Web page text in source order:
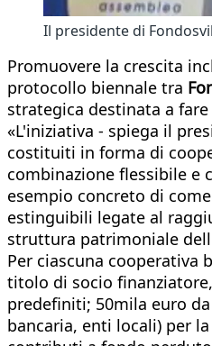
Il presidente di
Promuovere la crescita
protocollo biennale tra
strategica destinata a
«L'iniziativa - spiega il
costituiti in forma di
combinazione flessibile e
esempio concreto di
estinguibili legate al
struttura patrimoniale
Per ciascuna cooperativa
titolo di socio
predefiniti; 50mila euro
bancaria, enti locali) per